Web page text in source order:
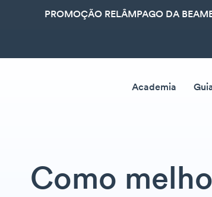
PROMOÇÃO RELÂMPAGO DA
Academia
Como